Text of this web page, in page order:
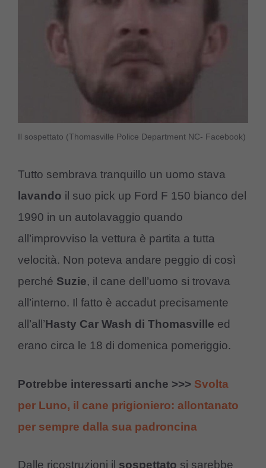
Il sospettato (Thomasville Police Department NC- Facebook)
Tutto sembrava tranquillo un uomo stava
lavando il suo pick up Ford F 150 bianco del
1990 in un autolavaggio quando
all’improvviso la vettura è partita a tutta
velocità. Non poteva andare peggio di così
perché Suzie, il cane dell’uomo si trovava
all’interno. Il fatto è accadut precisamente
all’all’Hasty Car Wash di Thomasville ed
erano circa le 18 di domenica pomeriggio.
Potrebbe interessarti anche >>> Svolta
per Luno, il cane prigioniero: allontanato
per sempre dalla sua padroncina
Dalle ricostruzioni il sospettato si sarebbe